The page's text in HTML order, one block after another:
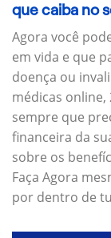
que caiba no
Agora você
em vida e que
doença ou
médicas online,
sempre que
financeira da
sobre os
Faça Agora
por dentro de